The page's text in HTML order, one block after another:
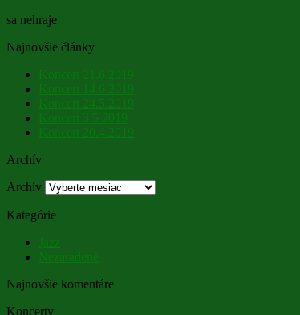
sa nehraje
Najnovšie články
Koncert 21.6.2019
Koncert 14.6.2019
Koncert 24.5.2019
Koncert 3.5.2019
Koncert 20.4.2019
Archív
Archív
Kategórie
Jazz
Nezaradené
Najnovšie komentáre
Koncerty